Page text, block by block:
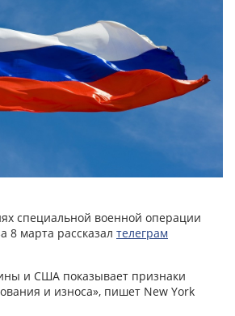
специальной военной операции
8 марта рассказал телеграм
и США показывает признаки
и износа», пишет New York